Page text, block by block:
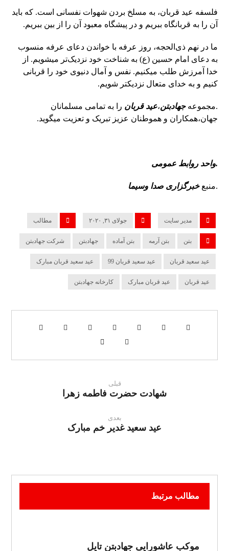
فلسفه عید قربان، به مسلخ بردن شهوات نفسانی است. که باید
آن را به قربانگاه ببریم و در پیشگاه معبود آن را از بین ببریم.
ما در نهم ذی‌الحجه، روز عرفه با خواندن دعای عرفه منسوب
به دعای امام حسین (ع) به شناخت خود نزدیک‌تر میشویم. از
خدا آمرزش طلب میکنیم. نفس و آمال دنیوی خود را قربانی
کنیم و به خدای متعال نزدیکتر شویم.
.مجموعه جهادبتن،عید قربان را به تمامی مسلمانان
جهان،همکاران و هموطنان عزیز تبریک و تعزیت میگوید.
.واحد روابط عمومی
.منبعخبرگزاری صدا وسیما
مدیر سایت جولای ۳۱, ۲۰۲۰ مطالب
بتن بتن آرمه بتن آماده جهادبتن شرکت جهادبتن
عید سعید قربان عید سعید قربان 99 عید سعید قربان مبارک
عید قربان عید قربان مبارک کارخانه جهادبتن
قبلی
شهادت حضرت فاطمه زهرا
بعدی
عید سعید غدیر خم مبارک
مطالب مرتبط
موکب عاشورایی جهادبتن تایل